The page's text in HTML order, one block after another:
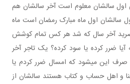
سالشان معلوم است آخر سالشان هم
سالشان اول ماه مبارک رمضان است ماه
آخر سال که شد هر کس تمام کوشش
ضرر کرده يا سود کرده؟ يک تاجر آخر
اين مي شود که امسال ضرر کردم يا
و اهل حساب و کتاب هستند سالشان از